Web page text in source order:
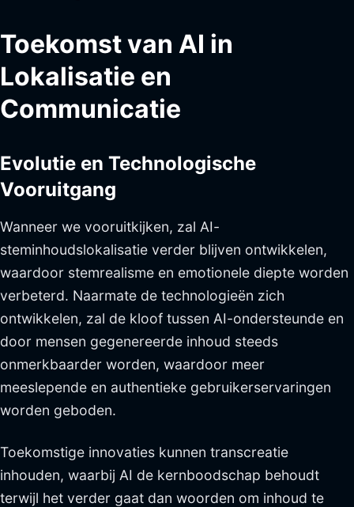
Toekomst van AI in
Lokalisatie en
Communicatie
Evolutie en Technologische
Vooruitgang
Wanneer we vooruitkijken, zal AI-
steminhoudslokalisatie verder blijven ontwikkelen,
waardoor stemrealisme en emotionele diepte worden
verbeterd. Naarmate de technologieën zich
ontwikkelen, zal de kloof tussen AI-ondersteunde en
door mensen gegenereerde inhoud steeds
onmerkbaarder worden, waardoor meer
meeslepende en authentieke gebruikerservaringen
worden geboden.
Toekomstige innovaties kunnen transcreatie
inhouden, waarbij AI de kernboodschap behoudt
terwijl het verder gaat dan woorden om inhoud te